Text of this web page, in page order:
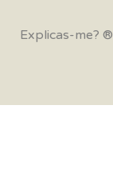
Explicas-me?